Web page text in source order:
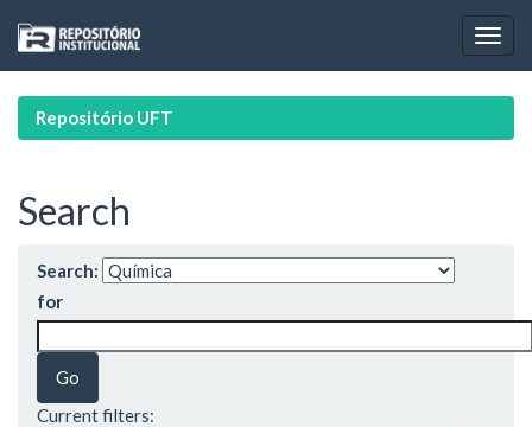
navigation
Repositório UFT
Search
Search:
for
Current filters: